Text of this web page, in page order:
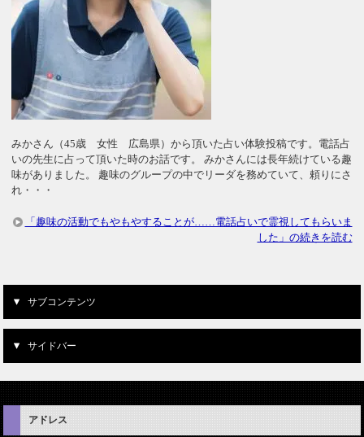
みかさん（45歳 女性 広島県）から頂いた占い体験投稿です。電話占
いの先生に占って頂いた時のお話です。 みかさんには長年続けている趣
味がありました。 趣味のグループの中でリーダを務めていて、頼りにさ
れ・・・
「趣味の活動でもやもやすることが……電話占いで霊視してもらいま
した」の続きを読む
サブコンテンツ
サイドバー
アドレス